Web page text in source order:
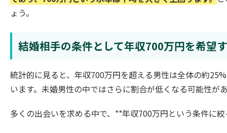
ょう。
結婚相手の条件として年収700万円を希望
統計的に見ると、年収700万円を超える男性は全体の約
います。未婚男性の中ではさらに割合が低くなる可能性が
多くの出会いを求める中で、**年収700万円という条件に